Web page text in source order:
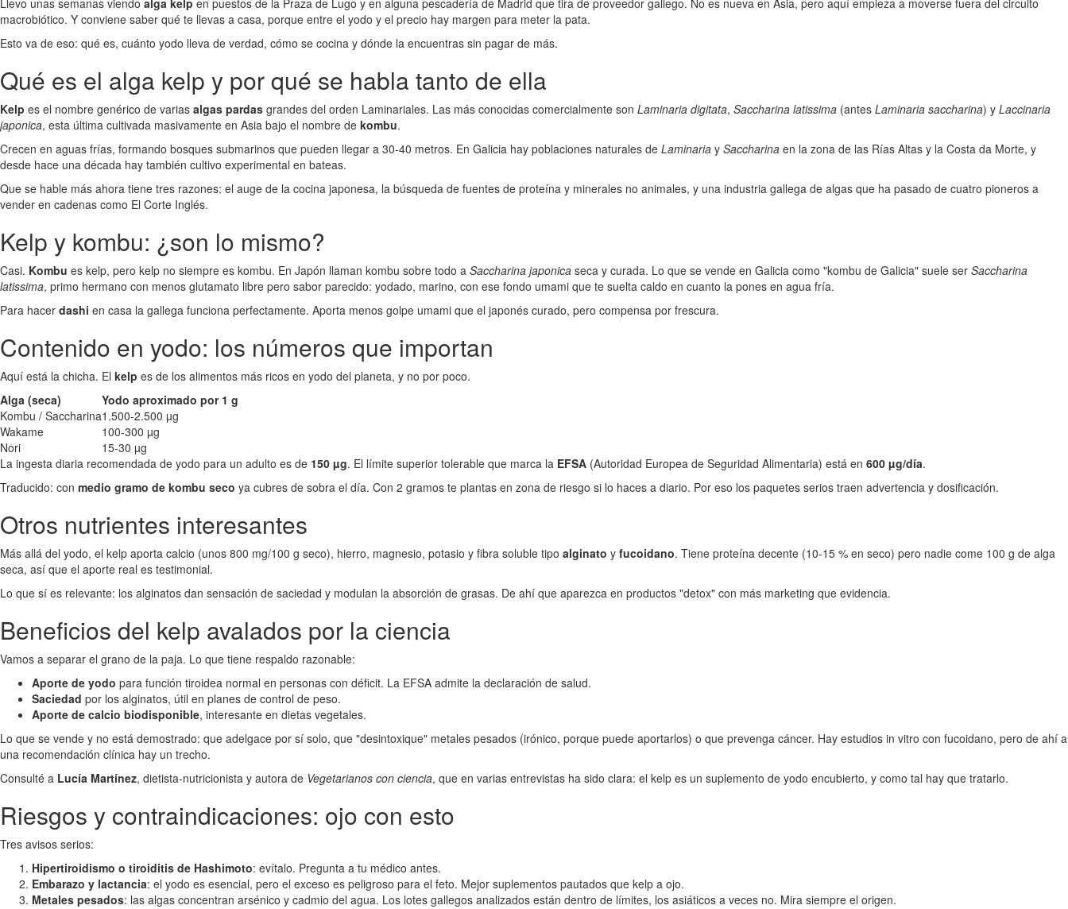
Llevo unas semanas viendo alga kelp en puestos de la Praza de Lugo y en alguna pescadería de Madrid que tira de proveedor gallego. No es nueva en Asia, pero aquí empieza a moverse fuera del circuito
macrobiótico. Y conviene saber qué te llevas a casa, porque entre el yodo y el precio hay margen para meter la pata.
Esto va de eso: qué es, cuánto yodo lleva de verdad, cómo se cocina y dónde la encuentras sin pagar de más.
Qué es el alga kelp y por qué se habla tanto de ella
Kelp es el nombre genérico de varias algas pardas grandes del orden Laminariales. Las más conocidas comercialmente son Laminaria digitata, Saccharina latissima (antes Laminaria saccharina) y Laccinaria
japonica, esta última cultivada masivamente en Asia bajo el nombre de kombu.
Crecen en aguas frías, formando bosques submarinos que pueden llegar a 30-40 metros. En Galicia hay poblaciones naturales de Laminaria y Saccharina en la zona de las Rías Altas y la Costa da Morte, y
desde hace una década hay también cultivo experimental en bateas.
Que se hable más ahora tiene tres razones: el auge de la cocina japonesa, la búsqueda de fuentes de proteína y minerales no animales, y una industria gallega de algas que ha pasado de cuatro pioneros a
vender en cadenas como El Corte Inglés.
Kelp y kombu: ¿son lo mismo?
Casi. Kombu es kelp, pero kelp no siempre es kombu. En Japón llaman kombu sobre todo a Saccharina japonica seca y curada. Lo que se vende en Galicia como "kombu de Galicia" suele ser Saccharina
latissima, primo hermano con menos glutamato libre pero sabor parecido: yodado, marino, con ese fondo umami que te suelta caldo en cuanto la pones en agua fría.
Para hacer dashi en casa la gallega funciona perfectamente. Aporta menos golpe umami que el japonés curado, pero compensa por frescura.
Contenido en yodo: los números que importan
Aquí está la chicha. El kelp es de los alimentos más ricos en yodo del planeta, y no por poco.
Alga (seca)
Yodo aproximado por 1 g
Kombu / Saccharina1.500-2.500 µg
Wakame
100-300 µg
Nori
15-30 µg
La ingesta diaria recomendada de yodo para un adulto es de 150 µg. El límite superior tolerable que marca la EFSA (Autoridad Europea de Seguridad Alimentaria) está en 600 µg/día.
Traducido: con medio gramo de kombu seco ya cubres de sobra el día. Con 2 gramos te plantas en zona de riesgo si lo haces a diario. Por eso los paquetes serios traen advertencia y dosificación.
Otros nutrientes interesantes
Más allá del yodo, el kelp aporta calcio (unos 800 mg/100 g seco), hierro, magnesio, potasio y fibra soluble tipo alginato y fucoidano. Tiene proteína decente (10-15 % en seco) pero nadie come 100 g de alga
seca, así que el aporte real es testimonial.
Lo que sí es relevante: los alginatos dan sensación de saciedad y modulan la absorción de grasas. De ahí que aparezca en productos "detox" con más marketing que evidencia.
Beneficios del kelp avalados por la ciencia
Vamos a separar el grano de la paja. Lo que tiene respaldo razonable:
Aporte de yodo para función tiroidea normal en personas con déficit. La EFSA admite la declaración de salud.
Saciedad por los alginatos, útil en planes de control de peso.
Aporte de calcio biodisponible, interesante en dietas vegetales.
Lo que se vende y no está demostrado: que adelgace por sí solo, que "desintoxique" metales pesados (irónico, porque puede aportarlos) o que prevenga cáncer. Hay estudios in vitro con fucoidano, pero de ahí a
una recomendación clínica hay un trecho.
Consulté a Lucía Martínez, dietista-nutricionista y autora de Vegetarianos con ciencia, que en varias entrevistas ha sido clara: el kelp es un suplemento de yodo encubierto, y como tal hay que tratarlo.
Riesgos y contraindicaciones: ojo con esto
Tres avisos serios:
Hipertiroidismo o tiroiditis de Hashimoto: evítalo. Pregunta a tu médico antes.
Embarazo y lactancia: el yodo es esencial, pero el exceso es peligroso para el feto. Mejor suplementos pautados que kelp a ojo.
Metales pesados: las algas concentran arsénico y cadmio del agua. Los lotes gallegos analizados están dentro de límites, los asiáticos a veces no. Mira siempre el origen.